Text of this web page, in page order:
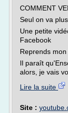
COMMENT
Seul on va
Une petite
Facebook
Reprends mon
Il paraît
alors, je vais
Lire la suite
Site :